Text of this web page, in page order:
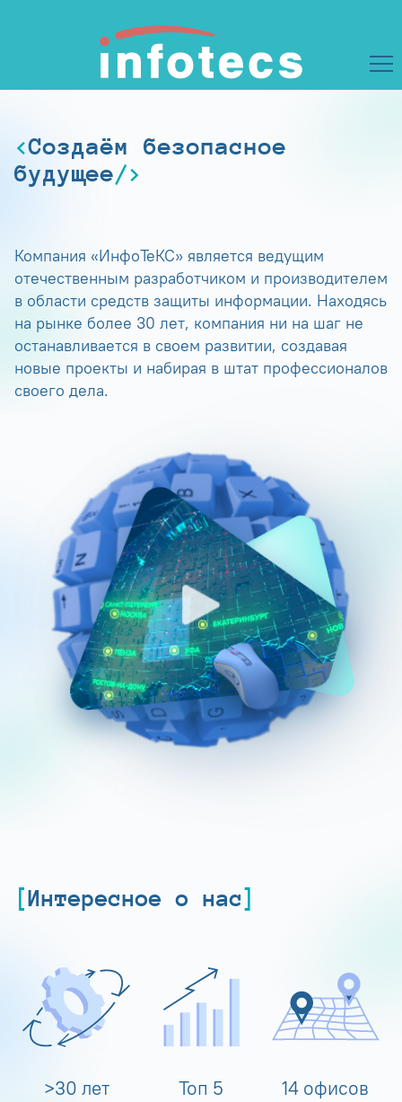
Создаём безопасное
будущее
Компания «ИнфоТеКС» является ведущим
отечественным разработчиком и производителем
в области средств защиты информации. Находясь
на рынке более 30 лет, компания ни на шаг не
останавливается в своем развитии, создавая
новые проекты и набирая в штат профессионалов
своего дела.
Интересное о нас
>30 лет Топ 5 14 офисов